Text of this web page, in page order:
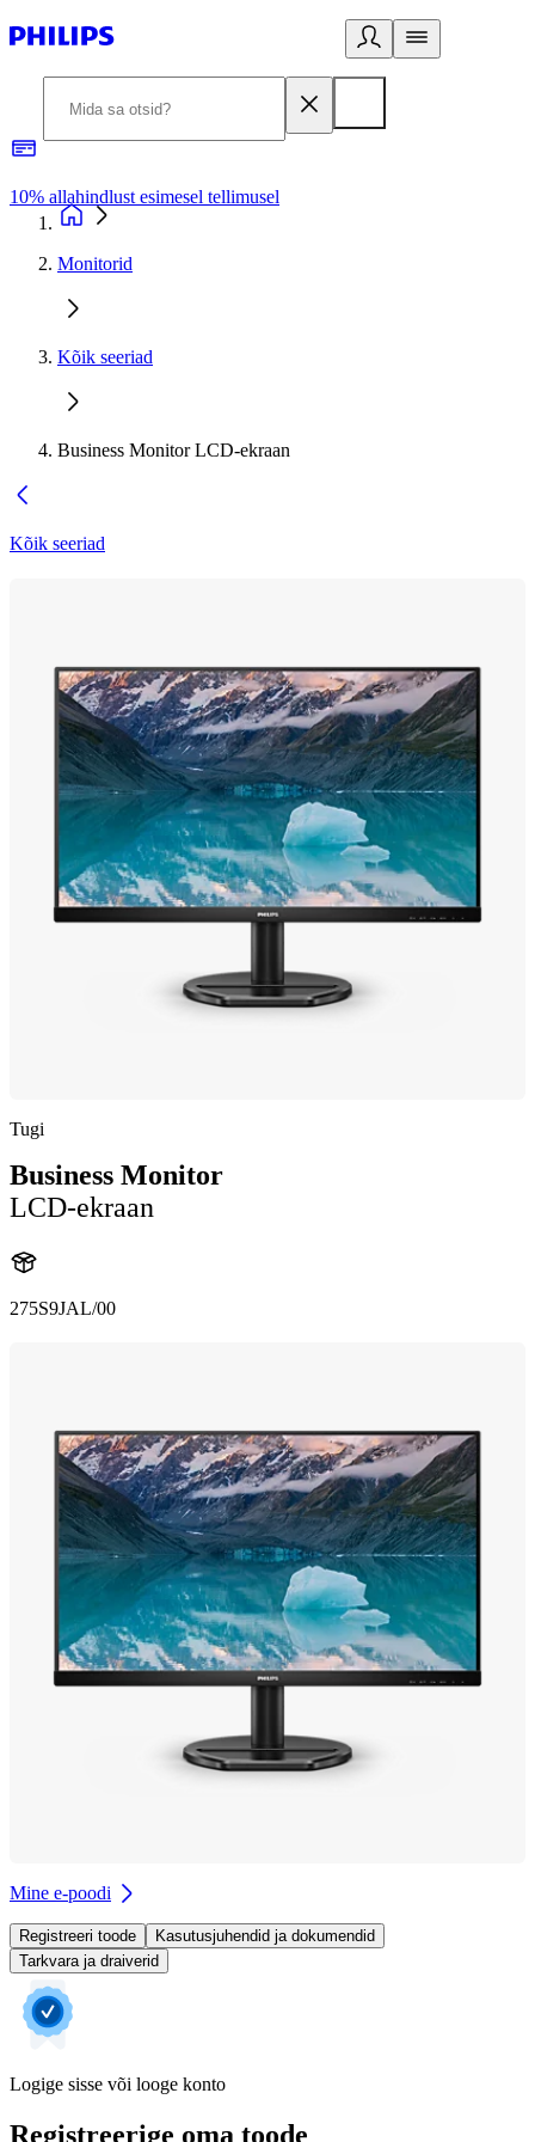
10% allahindlust esimesel tellimusel
Monitorid
Kõik seeriad
Business Monitor LCD-ekraan
Kõik seeriad
Tugi
Business Monitor
LCD-ekraan
275S9JAL/00
Mine e-poodi
Registreeri toode
Kasutusjuhendid ja dokumendid
Tarkvara ja draiverid
Logige sisse või looge konto
Registreerige oma toode